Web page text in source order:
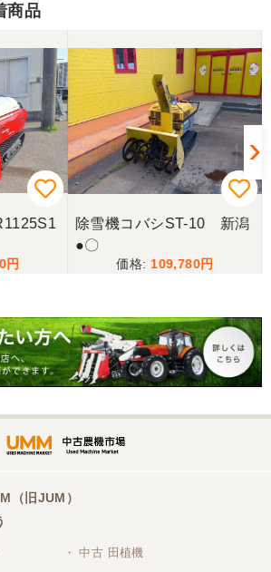
商品
除雪機コバシST-10 新潟
●〇
109,780
（旧JUM）
・ 中古 田植機